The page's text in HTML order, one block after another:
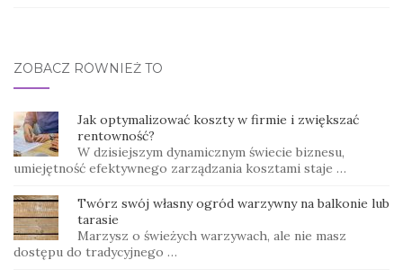
ZOBACZ RÓWNIEŻ TO
Jak optymalizować koszty w firmie i zwiększać
rentowność?
W dzisiejszym dynamicznym świecie biznesu,
umiejętność efektywnego zarządzania kosztami staje …
Twórz swój własny ogród warzywny na balkonie lub
tarasie
Marzysz o świeżych warzywach, ale nie masz
dostępu do tradycyjnego …